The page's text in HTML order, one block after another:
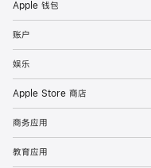
Apple 钱包
账户
娱乐
Apple Store 商店
商务应用
教育应用